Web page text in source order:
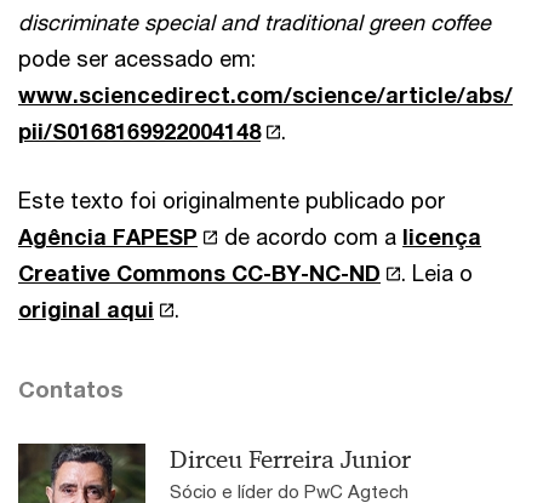
discriminate special and traditional green coffee
pode ser acessado em:
www.sciencedirect.com/science/article/abs/
pii/S0168169922004148
.
Este texto foi originalmente publicado por
Agência FAPESP
de acordo com a licença
Creative Commons CC-BY-NC-ND
. Leia o
original aqui
.
Contatos
Dirceu Ferreira Junior
Sócio e líder do PwC Agtech